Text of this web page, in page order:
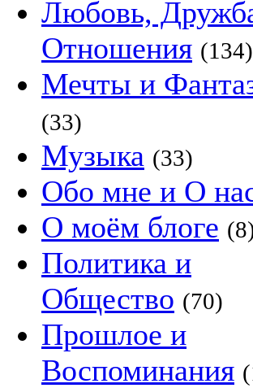
Любовь,
Отношения (134)
Мечты и
(33)
Музыка (33)
Обо мне и О
О моём блоге
Политика и
Общество (70)
Прошлое и
Воспоминания